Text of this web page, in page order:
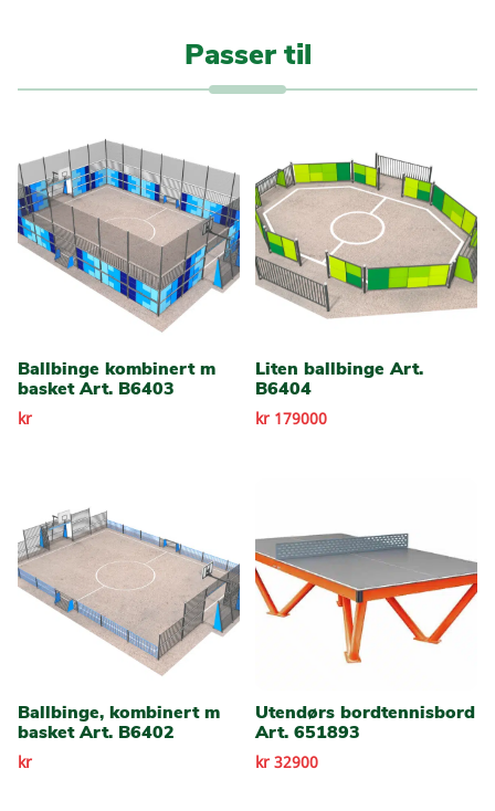
Passer til
Ballbinge kombinert m
basket Art. B6403
kr
Liten ballbinge Art.
B6404
kr 179000
Ballbinge, kombinert m
basket Art. B6402
kr
Utendørs bordtennisbord
Art. 651893
kr 32900